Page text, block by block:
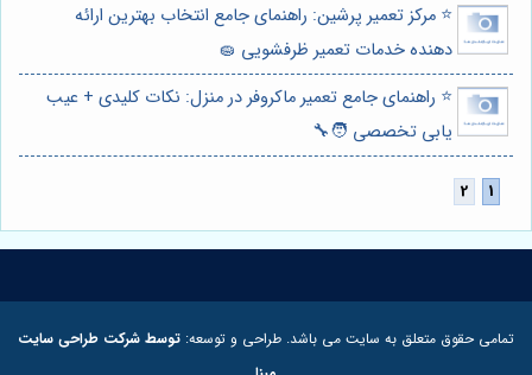
⭐️ مرکز تعمیر پرشین: راهنمای جامع انتخاب بهترین ارائه
دهنده خدمات تعمیر ظرفشویی 🧽
⭐️ راهنمای جامع تعمیر ماکروفر در منزل: نکات کلیدی + عیب
یابی تخصصی 🧑‍🔧
تمامی حقوق متعلق به سایت می باشد. طراحی و توسعه: توسط شرکت طراحی سایت